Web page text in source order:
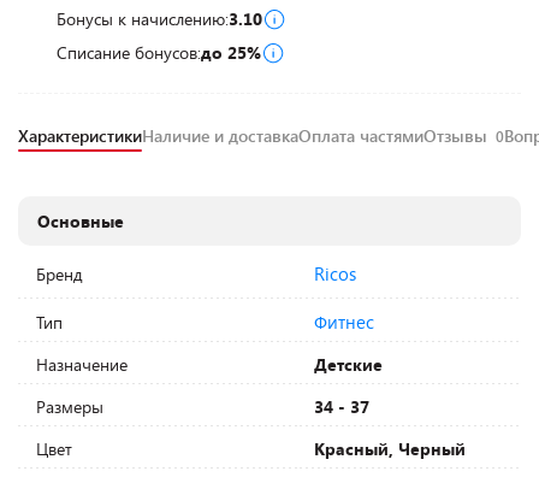
Бонусы к начислению:3.10
Списание бонусов:до 25%
ХарактеристикиНаличие и доставкаОплата частямиОтзывы 0
Основные
Бренд Ricos
Тип Фитнес
Назначение
Детские
Размеры
34 - 37
Цвет
Красный, Черный